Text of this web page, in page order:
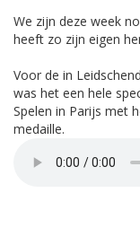
We zijn deze week
heeft zo zijn eigen
Voor de in
was het een hele
Spelen in Parijs met
medaille.